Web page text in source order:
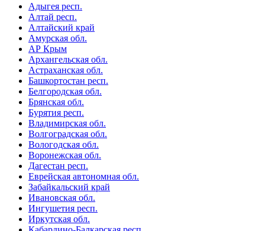
Адыгея респ.
Алтай респ.
Алтайский край
Амурская обл.
АР Крым
Архангельская обл.
Астраханская обл.
Башкортостан респ.
Белгородская обл.
Брянская обл.
Бурятия респ.
Владимирская обл.
Волгоградская обл.
Вологодская обл.
Воронежская обл.
Дагестан респ.
Еврейская автономная обл.
Забайкальский край
Ивановская обл.
Ингушетия респ.
Иркутская обл.